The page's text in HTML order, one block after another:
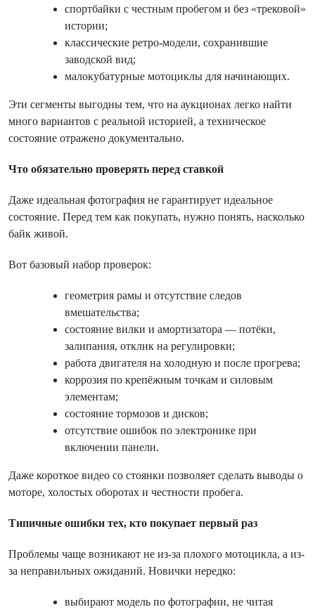
спортбайки с честным пробегом и без «трековой»
истории;
классические ретро-модели, сохранившие
заводской вид;
малокубатурные мотоциклы для начинающих.
Эти сегменты выгодны тем, что на аукционах легко найти
много вариантов с реальной историей, а техническое
состояние отражено документально.
Что обязательно проверять перед ставкой
Даже идеальная фотография не гарантирует идеальное
состояние. Перед тем как покупать, нужно понять, насколько
байк живой.
Вот базовый набор проверок:
геометрия рамы и отсутствие следов
вмешательства;
состояние вилки и амортизатора — потёки,
залипания, отклик на регулировки;
работа двигателя на холодную и после прогрева;
коррозия по крепёжным точкам и силовым
элементам;
состояние тормозов и дисков;
отсутствие ошибок по электронике при
включении панели.
Даже короткое видео со стоянки позволяет сделать выводы о
моторе, холостых оборотах и честности пробега.
Типичные ошибки тех, кто покупает первый раз
Проблемы чаще возникают не из-за плохого мотоцикла, а из-
за неправильных ожиданий. Новички нередко:
выбирают модель по фотографии, не читая